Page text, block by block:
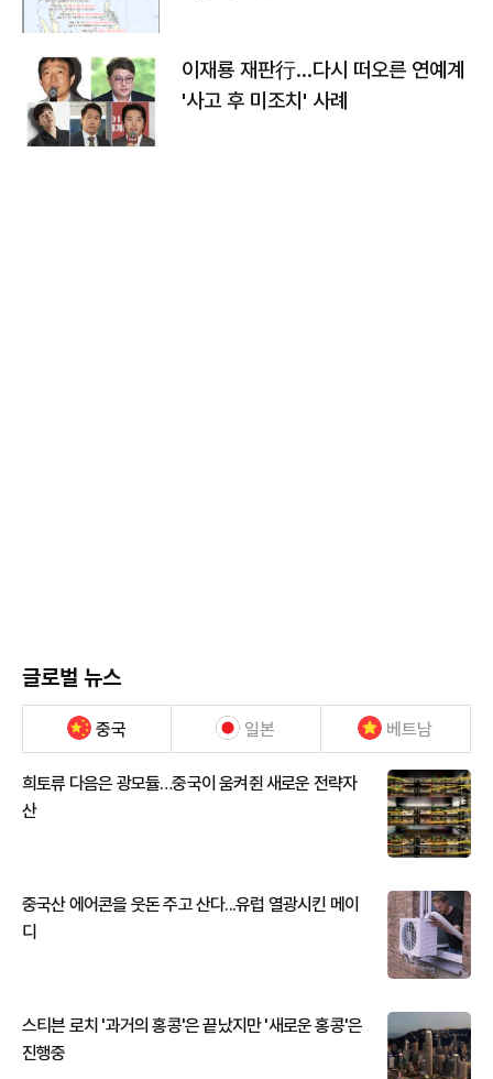
이재룡 재판行…다시 떠오른 연예계
'사고 후 미조치' 사례
글로벌 뉴스
중국 일본 베트남
희토류 다음은 광모듈…중국이 움켜쥔 새로운 전략자
산
중국산 에어콘을 웃돈 주고 산다...유럽 열광시킨 메이
디
스티븐 로치 '과거의 홍콩'은 끝났지만 '새로운 홍콩'은
진행중